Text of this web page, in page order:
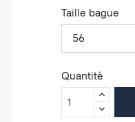
Taille bague
56
Quantité